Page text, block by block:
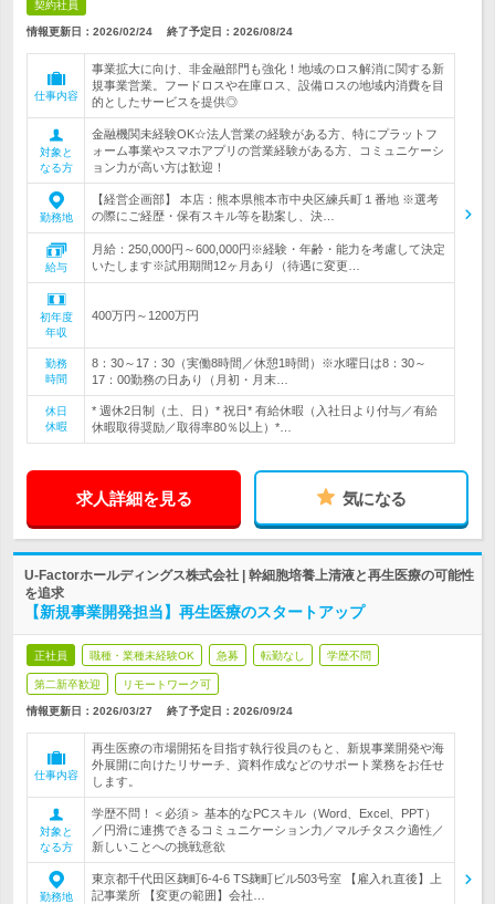
契約社員
情報更新日：2026/02/24 終了予定日： 2026/08/24
仕事内容
事業拡大に向け、非金融部門も強化！地域のロス解消に関する新
規事業営業。フードロスや在庫ロス、設備ロスの地域内消費を目
的としたサービスを提供◎
対象と
なる方
金融機関未経験OK☆法人営業の経験がある方、特にプラットフ
ォーム事業やスマホアプリの営業経験がある方、コミュニケーシ
ョン力が高い方は歓迎！
勤務地
【経営企画部】 本店：熊本県熊本市中央区練兵町１番地 ※選考
の際にご経歴・保有スキル等を勘案し、決…
給与
月給：250,000円～600,000円※経験・年齢・能力を考慮して決定
いたします※試用期間12ヶ月あり（待遇に変更…
初年度
年収
400万円～1200万円
勤務
時間
8：30～17：30（実働8時間／休憩1時間）※水曜日は8：30～
17：00勤務の日あり（月初・月末…
休日
休暇
* 週休2日制（土、日）* 祝日* 有給休暇（入社日より付与／有給
休暇取得奨励／取得率80％以上）*…
求人詳細を見る 気になる
U-Factorホールディングス株式会社 | 幹細胞培養上清液と再生医療の可能性
を追求
【新規事業開発担当】再生医療のスタートアップ
正社員 職種・業種未経験OK 急募 転勤なし 学歴不問
第二新卒歓迎 リモートワーク可
情報更新日：2026/03/27 終了予定日： 2026/09/24
仕事内容
再生医療の市場開拓を目指す執行役員のもと、新規事業開発や海
外展開に向けたリサーチ、資料作成などのサポート業務をお任せ
します。
対象と
なる方
学歴不問！＜必須＞ 基本的なPCスキル（Word、Excel、PPT）
／円滑に連携できるコミュニケーション力／マルチタスク適性／
新しいことへの挑戦意欲
勤務地
東京都千代田区麹町6-4-6 TS麹町ビル503号室 【雇入れ直後】上
記事業所 【変更の範囲】会社…